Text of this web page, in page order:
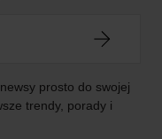
prosto do swojej
trendy, porady i